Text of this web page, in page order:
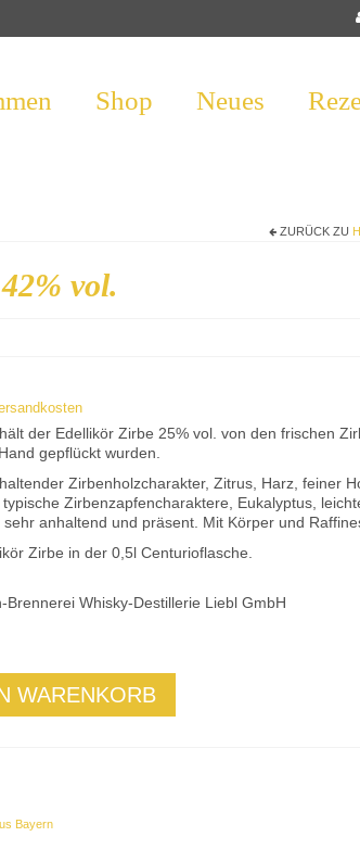
Shop Neues
ZURÜCK ZU
vol.
der Edellikör Zirbe 25% vol. von den frischen
gepflückt wurden.
Zirbenholzcharakter, Zitrus, Harz, feiner
typische Zirbenzapfencharaktere, Eukalyptus,
sehr anhaltend und präsent. Mit Körper und
Zirbe in der 0,5l Centurioflasche.
Brennerei Whisky-Destillerie Liebl GmbH
WARENKORB
Bayern